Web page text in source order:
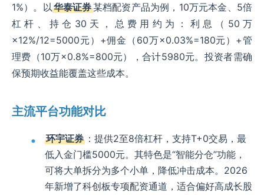
1%）。以华泰证券某档配资产品为例，10万元本金、5倍
杠杆、持仓30天，总费用约为：利息（50万
×12%/12=5000元）+佣金（60万×0.03%=180元）+管
理费（10万×0.8%=800元），合计5980元。投资者需确
保预期收益能覆盖这些成本。
主流平台功能对比
环宇证券 ：提供2至8倍杠杆，支持T+0交易，最
低入金门槛5000元。其特色是“智能分仓”功能，
可将大单拆分为多个小单，降低冲击成本。2026
年新增了科创板专项配资通道，适合偏好高成长股